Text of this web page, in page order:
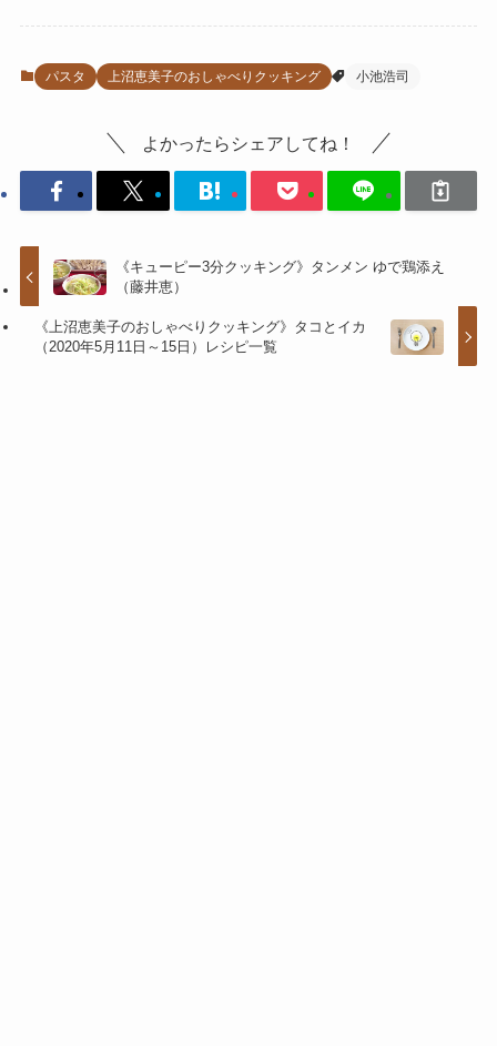
パスタ 上沼恵美子のおしゃべりクッキング 小池浩司
よかったらシェアしてね！
《キューピー3分クッキング》タンメン ゆで鶏添え
（藤井恵）
《上沼恵美子のおしゃべりクッキング》タコとイカ
（2020年5月11日～15日）レシピ一覧